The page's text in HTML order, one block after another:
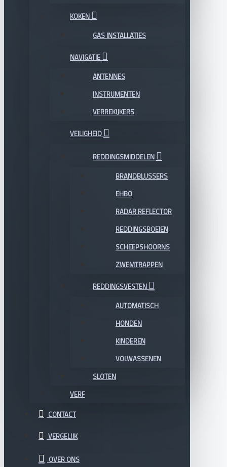
KOKEN
GAS INSTALLATIES
NAVIGATIE
ANTENNES
INSTRUMENTEN
VERREKIJKERS
VEILIGHEID
REDDINGSMIDDELEN
BRANDBLUSSERS
EHBO
RADAR REFLECTOR
REDDINGSBOEIEN
SCHEEPSHOORNS
ZWEMTRAPPEN
REDDINGSVESTEN
AUTOMATISCH
HONDEN
KINDEREN
VOLWASSENEN
SLOTEN
VERF
CONTACT
VERGELIJK
OVER ONS